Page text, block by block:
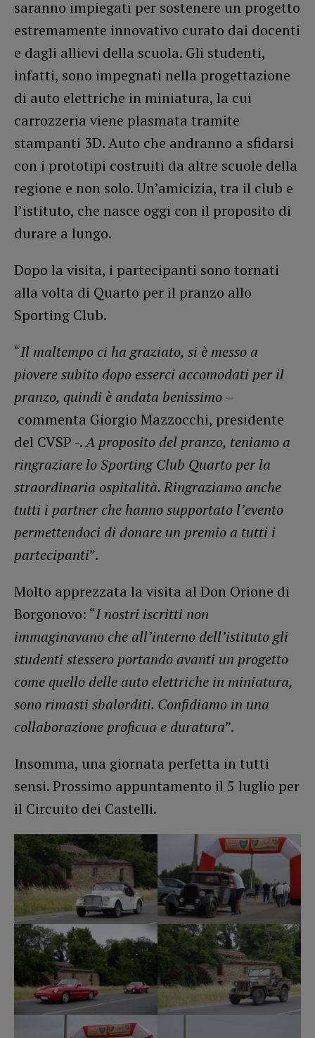
saranno impiegati per sostenere un progetto
estremamente innovativo curato dai docenti
e dagli allievi della scuola. Gli studenti,
infatti, sono impegnati nella progettazione
di auto elettriche in miniatura, la cui
carrozzeria viene plasmata tramite
stampanti 3D. Auto che andranno a sfidarsi
con i prototipi costruiti da altre scuole della
regione e non solo. Un’amicizia, tra il club e
l’istituto, che nasce oggi con il proposito di
durare a lungo.
Dopo la visita, i partecipanti sono tornati
alla volta di Quarto per il pranzo allo
Sporting Club.
“Il maltempo ci ha graziato, si è messo a
piovere subito dopo esserci accomodati per il
pranzo, quindi è andata benissimo –
commenta Giorgio Mazzocchi, presidente
del CVSP -.A proposito del pranzo, teniamo a
ringraziare lo Sporting Club Quarto per la
straordinaria ospitalità. Ringraziamo anche
tutti i partner che hanno supportato l’evento
permettendoci di donare un premio a tutti i
partecipanti”.
Molto apprezzata la visita al Don Orione di
Borgonovo: “I nostri iscritti non
immaginavano che all’interno dell’istituto gli
studenti stessero portando avanti un progetto
come quello delle auto elettriche in miniatura,
sono rimasti sbalorditi. Confidiamo in una
collaborazione proficua e duratura”.
Insomma, una giornata perfetta in tutti
sensi. Prossimo appuntamento il 5 luglio per
il Circuito dei Castelli.